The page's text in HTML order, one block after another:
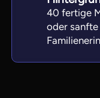
40 fertige
oder